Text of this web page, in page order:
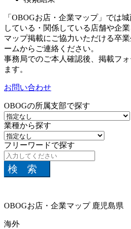
「OBOGお店・企業マップ」では
している・関係している店舗や企業
マップ掲載にご協力いただける卒
ームからご連絡ください。
事務局でのご本人確認後、掲載フ
ます。
お問い合わせ
OBOGの所属支部で探す
業種から探す
フリーワードで探す
検索
OBOGお店・企業マップ 鹿児島県
海外